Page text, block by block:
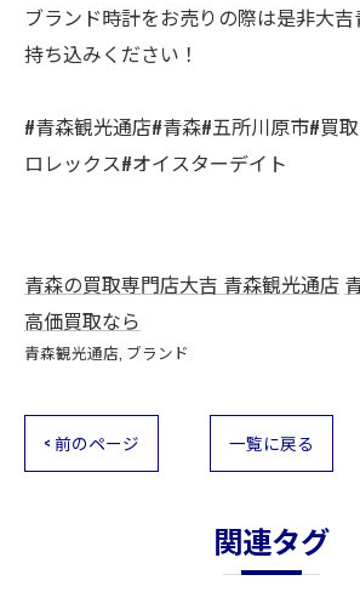
ブランド時計をお売りの際は是非大
持ち込みください！
#青森観光通店#青森#五所川原市#買
ロレックス#オイスターデイト
青森の買取専門店大吉 青森観光通店
高価買取なら
青森観光通店 ブランド
< 前のページ 一覧に戻る
関連タグ